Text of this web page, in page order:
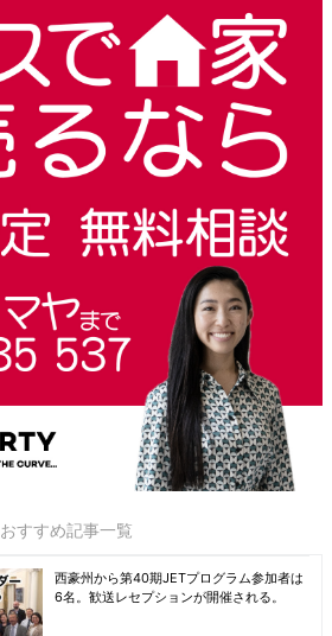
おすすめ記事一覧
西豪州から第40期JETプログラム参加者は
6名。歓送レセプションが開催される。